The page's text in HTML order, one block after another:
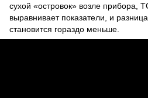
сухой «островок» возле прибора,
выравнивает показатели, и
становится гораздо меньше.